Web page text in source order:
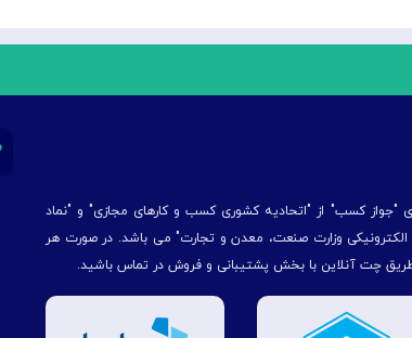
"جواز کسب" از "اتحادیه کشوری کسب و کارهای مجازی" و "نماد
الكترونیكی وزارت صنعت، معدن و تجارت" می باشد. در صورت هر
طریق چت آنلاین با بخش پشتیبانی و فروش در تماس باشید.